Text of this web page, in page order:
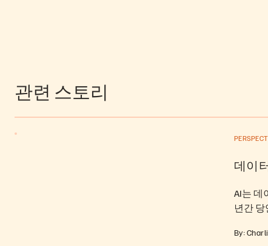
관련 스토리
데이
AI는 데
년간
By: